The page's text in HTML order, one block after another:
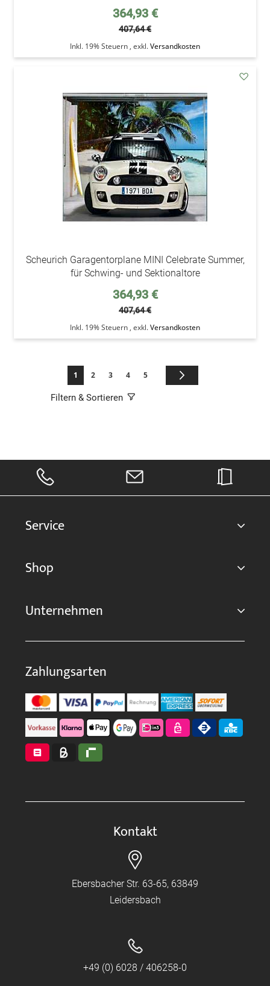
Sonderpreis
364,93 €
407,64 €
Inkl. 19% Steuern , exkl.Versandkosten
Scheurich Garagentorplane MINI Celebrate Summer,
für Schwing- und Sektionaltore
Sonderpreis
364,93 €
407,64 €
Inkl. 19% Steuern , exkl.Versandkosten
Seite
Sie lesen gerade die Seite
1 Seite
2 Seite
3 Seite
4 Seite
5
Filtern & Sortieren
Service
Shop
Unternehmen
Zahlungsarten
Kontakt
Ebersbacher Str. 63-65, 63849
Leidersbach
+49 (0) 6028 / 406258-0